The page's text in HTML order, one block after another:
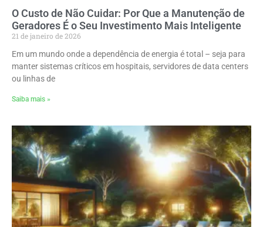
O Custo de Não Cuidar: Por Que a Manutenção de
Geradores É o Seu Investimento Mais Inteligente
21 de janeiro de 2026
Em um mundo onde a dependência de energia é total – seja para
manter sistemas críticos em hospitais, servidores de data centers
ou linhas de
Saiba mais »